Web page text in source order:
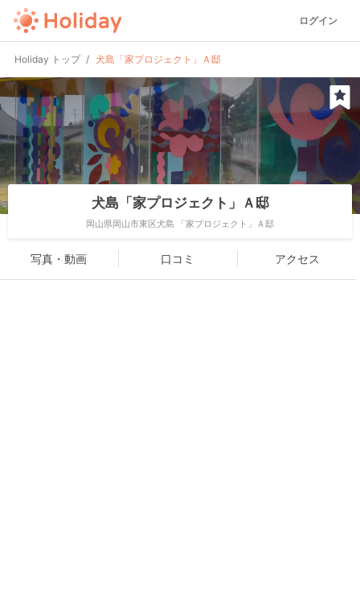
ログイン
Holiday トップ 犬島「家プロジェクト」Ａ邸
犬島「家プロジェクト」Ａ邸
岡山県岡山市東区犬島 「家プロジェクト」Ａ邸
写真・動画 口コミ アクセス